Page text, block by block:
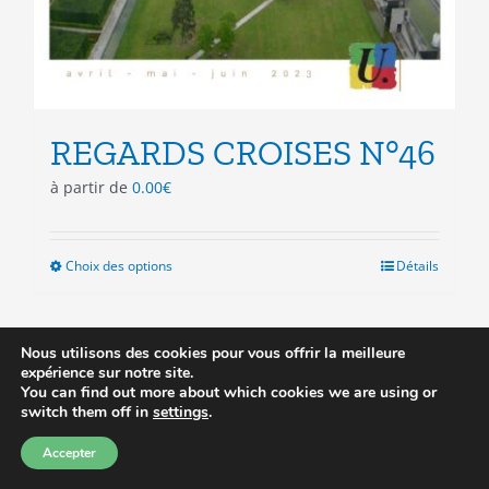
REGARDS CROISES N°46
à partir de 0.00€
Choix des optionsCe
variations.
Les
options
Détails
Prix réduit
Nous utilisons des cookies pour vous offrir la meilleure
expérience sur notre site.
You can find out more about which cookies we are using or
switch them off in settings.
Accepter